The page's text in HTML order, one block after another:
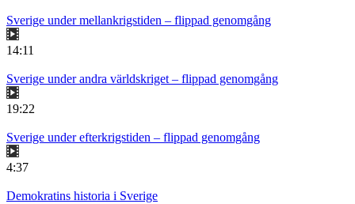
Sverige under mellankrigstiden – flippad genomgång
14:11
Sverige under andra världskriget – flippad genomgång
19:22
Sverige under efterkrigstiden – flippad genomgång
4:37
Demokratins historia i Sverige